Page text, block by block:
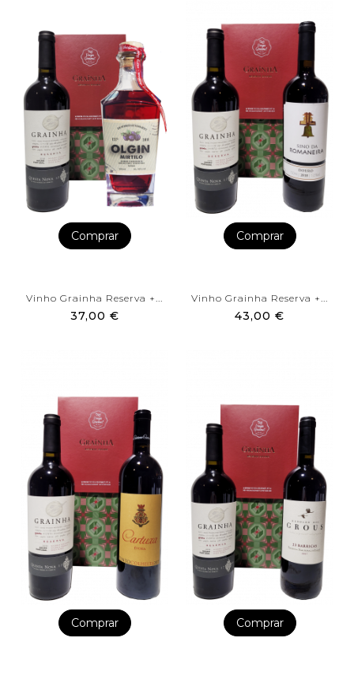
Comprar Comprar
Vinho Grainha Reserva +...
37,00 €
Comprar
Vinho Grainha Reserva +...
43,00 €
Comprar